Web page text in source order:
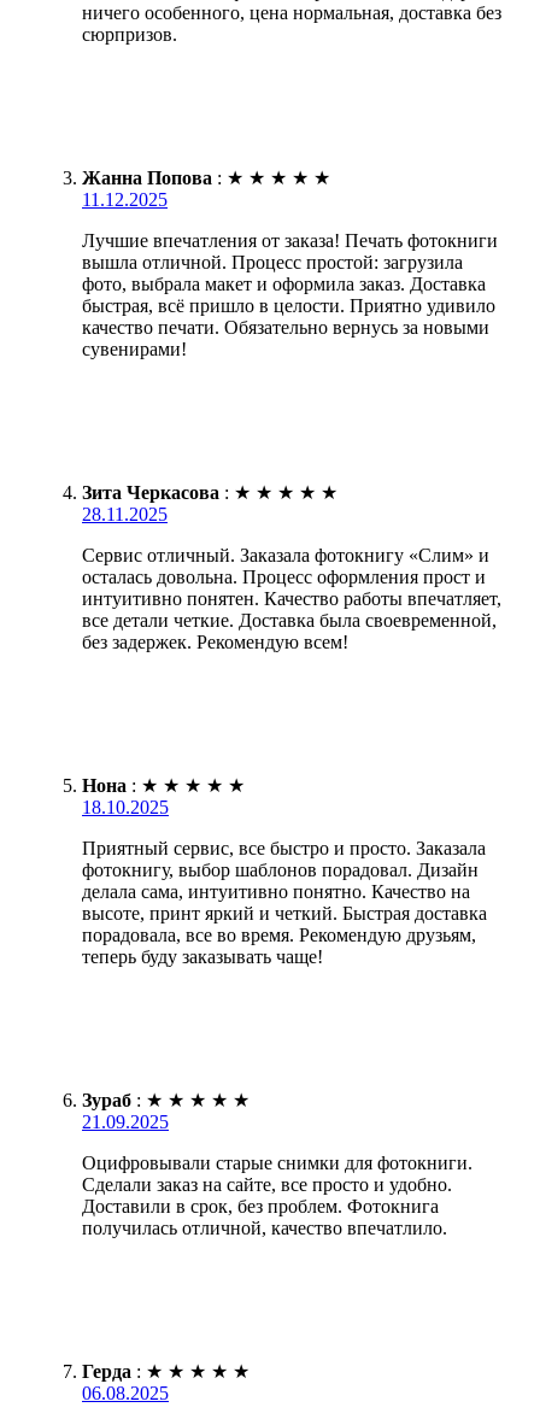
ничего особенного, цена нормальная, доставка без
сюрпризов.
Жанна Попова : ★ ★ ★ ★ ★
11.12.2025
Лучшие впечатления от заказа! Печать фотокниги
вышла отличной. Процесс простой: загрузила
фото, выбрала макет и оформила заказ. Доставка
быстрая, всё пришло в целости. Приятно удивило
качество печати. Обязательно вернусь за новыми
сувенирами!
Зита Черкасова : ★ ★ ★ ★ ★
28.11.2025
Сервис отличный. Заказала фотокнигу «Слим» и
осталась довольна. Процесс оформления прост и
интуитивно понятен. Качество работы впечатляет,
все детали четкие. Доставка была своевременной,
без задержек. Рекомендую всем!
Нона : ★ ★ ★ ★ ★
18.10.2025
Приятный сервис, все быстро и просто. Заказала
фотокнигу, выбор шаблонов порадовал. Дизайн
делала сама, интуитивно понятно. Качество на
высоте, принт яркий и четкий. Быстрая доставка
порадовала, все во время. Рекомендую друзьям,
теперь буду заказывать чаще!
Зураб : ★ ★ ★ ★ ★
21.09.2025
Оцифровывали старые снимки для фотокниги.
Сделали заказ на сайте, все просто и удобно.
Доставили в срок, без проблем. Фотокнига
получилась отличной, качество впечатлило.
Герда : ★ ★ ★ ★ ★
06.08.2025